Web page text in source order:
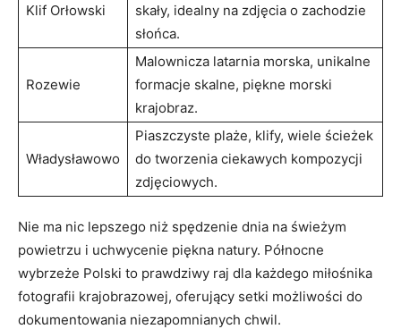
Klif Orłowski
skały, idealny na zdjęcia o zachodzie
słońca.
Rozewie
Malownicza latarnia morska, unikalne
formacje skalne, piękne morski
krajobraz.
Władysławowo
Piaszczyste plaże, klify, wiele ścieżek
do tworzenia ciekawych kompozycji
zdjęciowych.
Nie ma nic lepszego niż spędzenie dnia na świeżym
powietrzu i uchwycenie piękna natury. Północne
wybrzeże Polski to prawdziwy raj dla każdego miłośnika
fotografii krajobrazowej, oferujący setki możliwości do
dokumentowania niezapomnianych chwil.